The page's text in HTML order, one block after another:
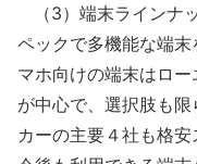
（3）端末ラインナ
ペックで多機能な端
マホ向けの端末はロ
が中心で、選択肢も
カーの主要４社も格安